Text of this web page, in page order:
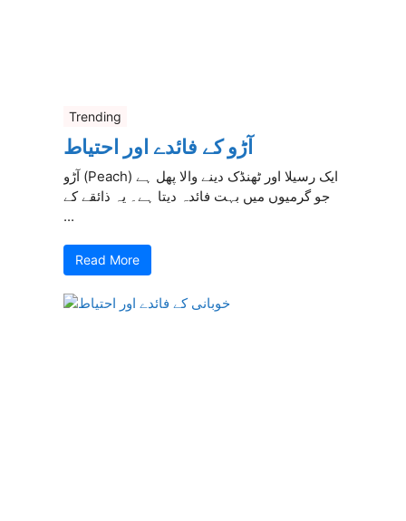
Trending
آڑو کے فائدے اور احتیاط
آڑو (Peach) ایک رسیلا اور ٹھنڈک دینے والا پھل ہے
جو گرمیوں میں بہت فائدہ دیتا ہے۔ یہ ذائقے کے
...
Read More